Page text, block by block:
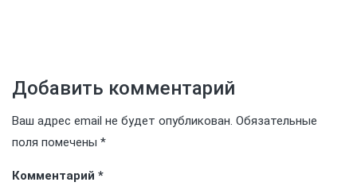
Добавить комментарий
Ваш адрес email не будет опубликован. Обязательные
поля помечены *
Комментарий *